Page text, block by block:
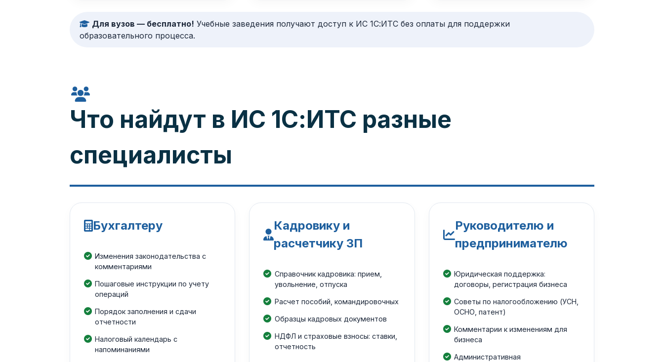
Для вузов — бесплатно! Учебные заведения получают доступ к ИС 1С:ИТС без оплаты для поддержки
образовательного процесса.
Что найдут в ИС 1С:ИТС разные
специалисты
Бухгалтеру
Изменения законодательства с
комментариями
Пошаговые инструкции по учету
операций
Порядок заполнения и сдачи
отчетности
Налоговый календарь с
напоминаниями
Кадровику и
расчетчику ЗП
Справочник кадровика: прием,
увольнение, отпуска
Расчет пособий, командировочных
Образцы кадровых документов
НДФЛ и страховые взносы: ставки,
отчетность
Руководителю и
предпринимателю
Юридическая поддержка:
договоры, регистрация бизнеса
Советы по налогообложению (УСН,
ОСНО, патент)
Комментарии к изменениям для
бизнеса
Административная